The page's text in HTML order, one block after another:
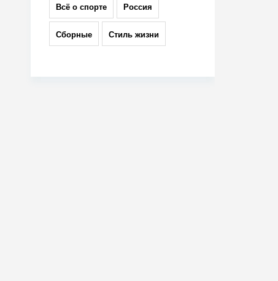
Всё о спорте Россия
Сборные Стиль жизни